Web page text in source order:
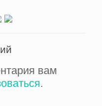
вам
.